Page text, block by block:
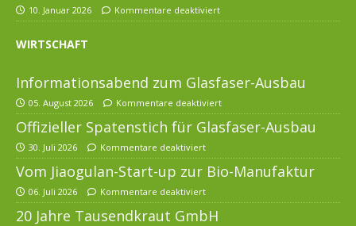
10. Januar 2026 Kommentare deaktiviert
WIRTSCHAFT
Informationsabend zum Glasfaser-Ausbau
05. August 2026 Kommentare deaktiviert
Offizieller Spatenstich für Glasfaser-Ausbau
30. Juli 2026 Kommentare deaktiviert
Vom Jiaogulan-Start-up zur Bio-Manufaktur
06. Juli 2026 Kommentare deaktiviert
20 Jahre Tausendkraut GmbH